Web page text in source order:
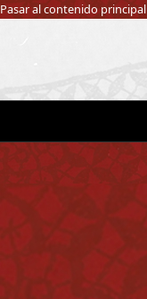
Pasar al contenido principal